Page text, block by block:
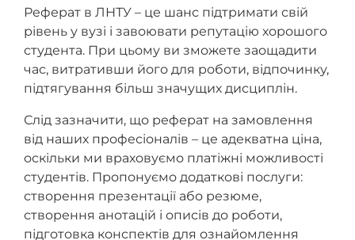
Реферат в ЛНТУ – це шанс підтримати свій
рівень у вузі і завоювати репутацію хорошого
студента. При цьому ви зможете заощадити
час, витративши його для роботи, відпочинку,
підтягування більш значущих дисциплін.
Слід зазначити, що реферат на замовлення
від наших професіоналів – це адекватна ціна,
оскільки ми враховуємо платіжні можливості
студентів. Пропонуємо додаткові послуги:
створення презентації або резюме,
створення анотацій і описів до роботи,
підготовка конспектів для ознайомлення